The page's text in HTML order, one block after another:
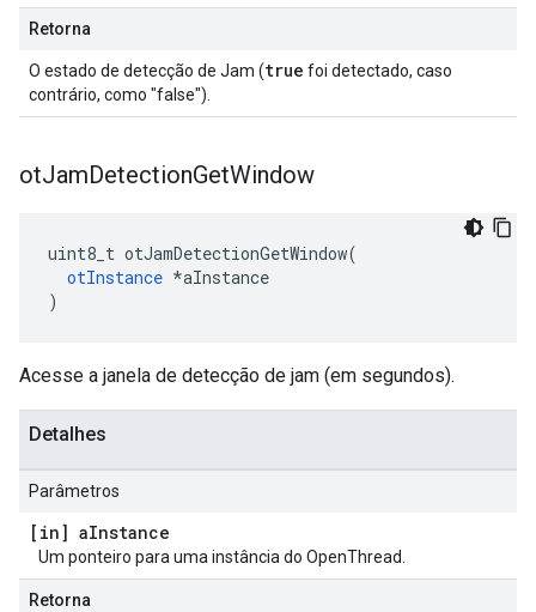
Retorna
O estado de detecção de Jam (true foi detectado, caso
contrário, como "false").
otJamDetectionGetWindow
uint8_t otJamDetectionGetWindow(
otInstance *aInstance
)
Acesse a janela de detecção de jam (em segundos).
Detalhes
Parâmetros
[in] aInstance
Um ponteiro para uma instância do OpenThread.
Retorna